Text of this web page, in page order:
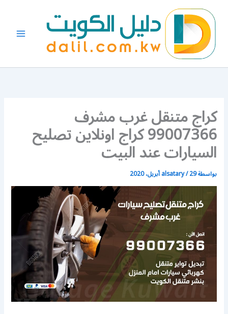
المحتوى
كراج متنقل غرب مشرف
99007366 كراج اونلاين تصليح
السيارات عند البيت
بواسطة alsatary/29 أبريل، 2020